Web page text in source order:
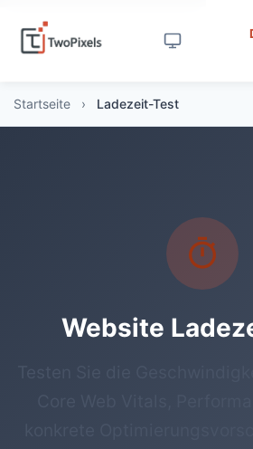
Startseite › Ladezeit-Test
Website